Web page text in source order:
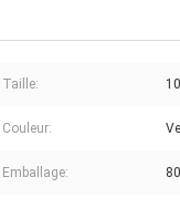
Taille:
Couleur:
Emballage: